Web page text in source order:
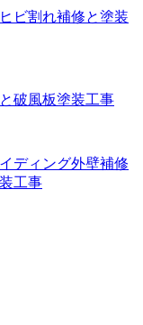
ビ割れ補修と塗装
破風板塗装工事
ディング外壁補修
工事